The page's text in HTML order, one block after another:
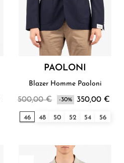
PAOLONI
Blazer Homme Paoloni
500,00 € -30% 350,00 €
46 48 50 52 54 56